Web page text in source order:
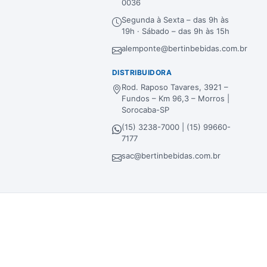
0036
Segunda à Sexta – das 9h às
19h · Sábado – das 9h às 15h
alemponte@bertinbebidas.com.br
DISTRIBUIDORA
Rod. Raposo Tavares, 3921 –
Fundos – Km 96,3 – Morros |
Sorocaba-SP
(15) 3238-7000 | (15) 99660-
7177
sac@bertinbebidas.com.br